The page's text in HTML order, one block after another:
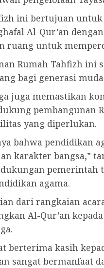
ini bertujuan
Al-Qur’an
ruang untuk
Rumah Tahfizh ini
bagi generasi
juga memastikan
pembangunan
yang diperlukan.
bahwa pendidikan
karakter bangsa,”
pemerintah
agama.
dari rangkaian
Al-Qur’an
berterima kasih
sangat bermanfaat